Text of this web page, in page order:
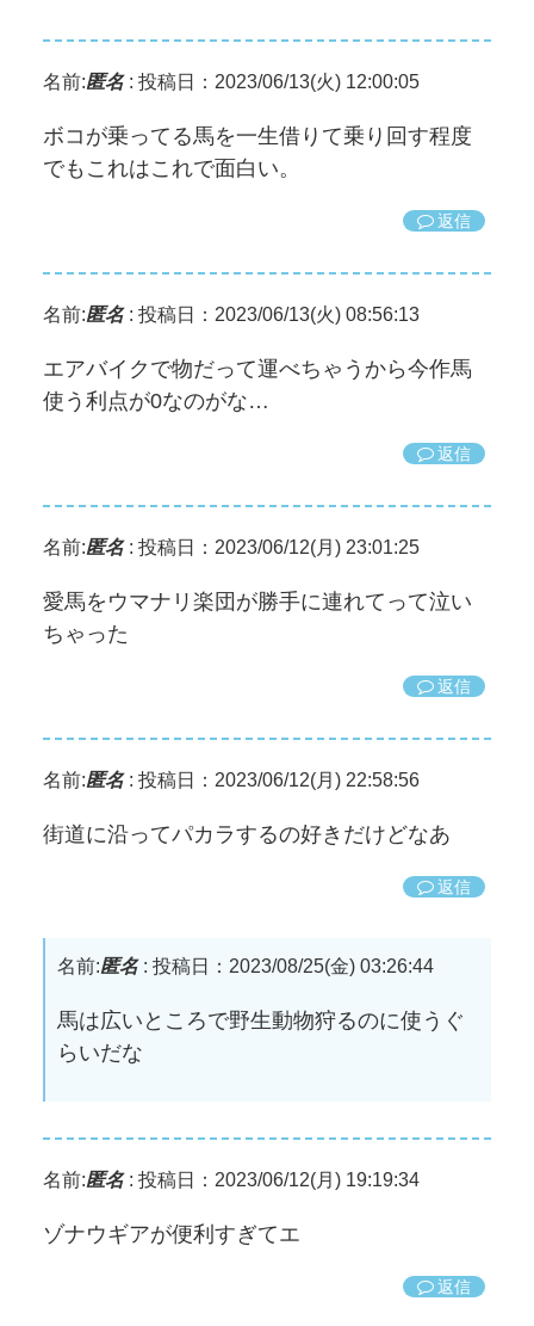
名前:匿名: 投稿日：2023/06/13(火) 12:00:05
ボコが乗ってる馬を一生借りて乗り回す程度
でもこれはこれで面白い。
返信
名前:匿名: 投稿日：2023/06/13(火) 08:56:13
エアバイクで物だって運べちゃうから今作馬
使う利点が0なのがな…
返信
名前:匿名: 投稿日：2023/06/12(月) 23:01:25
愛馬をウマナリ楽団が勝手に連れてって泣い
ちゃった
返信
名前:匿名: 投稿日：2023/06/12(月) 22:58:56
街道に沿ってパカラするの好きだけどなあ
返信
名前:匿名: 投稿日：2023/08/25(金) 03:26:44
馬は広いところで野生動物狩るのに使うぐ
らいだな
名前:匿名: 投稿日：2023/06/12(月) 19:19:34
ゾナウギアが便利すぎてエ
返信